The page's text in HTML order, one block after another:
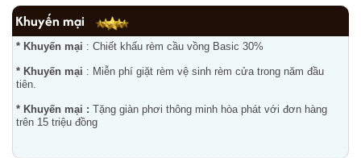
Khuyến mại
* Khuyến mại : Chiết khấu rèm cầu vồng Basic 30%
* Khuyến mại : Miễn phí giặt rèm vệ sinh rèm cửa trong năm đầu
tiên.
* Khuyến mại : Tặng giàn phơi thông minh hòa phát với đơn hàng
trên 15 triệu đồng